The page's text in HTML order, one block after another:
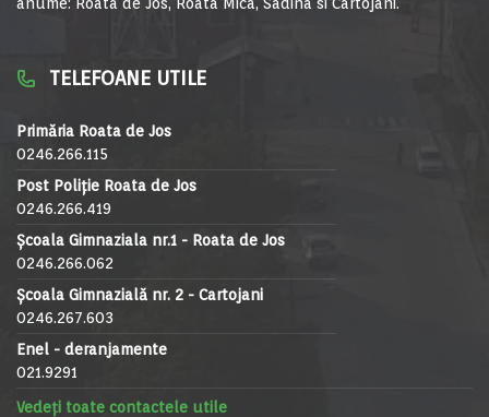
TELEFOANE UTILE
Primăria Roata de Jos
0246.266.115
Post Poliție Roata de Jos
0246.266.419
Școala Gimnaziala nr.1 - Roata de Jos
0246.266.062
Școala Gimnazială nr. 2 - Cartojani
0246.267.603
Enel - deranjamente
021.9291
Vedeți toate contactele utile